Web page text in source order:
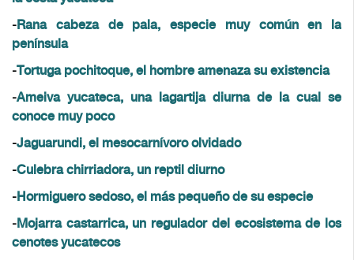
-Rana cabeza de pala, especie muy común en la
península
-Tortuga pochitoque, el hombre amenaza su existencia
-Ameiva yucateca, una lagartija diurna de la cual se
conoce muy poco
-Jaguarundi, el mesocarnívoro olvidado
-Culebra chirriadora, un reptil diurno
-Hormiguero sedoso, el más pequeño de su especie
-Mojarra castarrica, un regulador del ecosistema de los
cenotes yucatecos